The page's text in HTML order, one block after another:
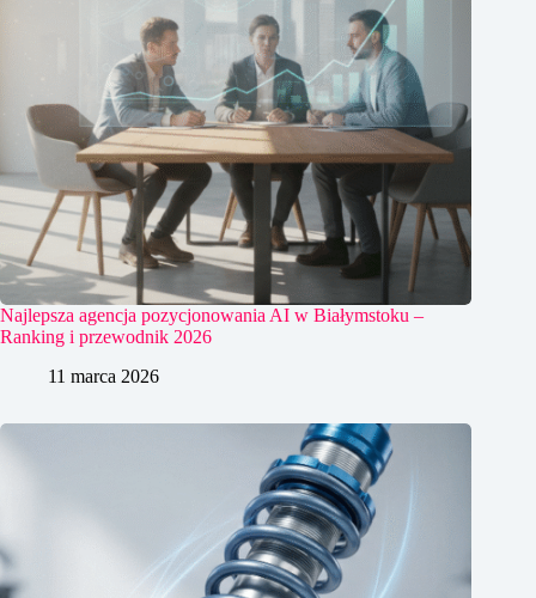
Najlepsza agencja pozycjonowania AI w Białymstoku –
Ranking i przewodnik 2026
11 marca 2026